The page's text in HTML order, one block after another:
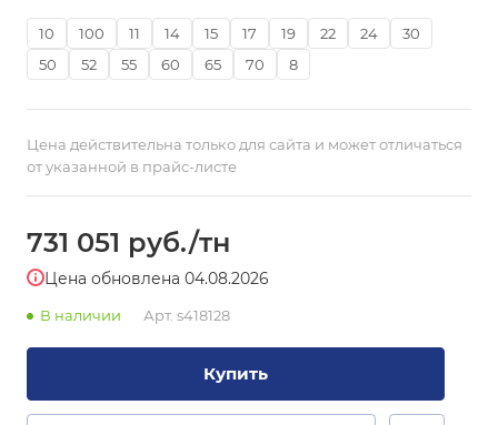
10 100 11 14 15 17 19 22 24
30
50
52 55 60 65 70 8
Цена действительна только для сайта и может отличаться
от указанной в прайс-листе
731 051 руб./тн
Цена обновлена 04.08.2026
В наличии Арт. s418128
Купить